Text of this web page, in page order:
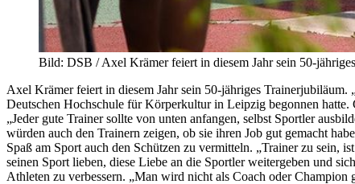
Bild: DSB / Axel Krämer feiert in diesem Jahr sein 50-
Axel Krämer feiert in diesem Jahr sein 50-jähriges
Deutschen Hochschule für Körperkultur in Leipzig begonnen
„Jeder gute Trainer sollte von unten anfangen, selbst Sportler
würden auch den Trainern zeigen, ob sie ihren Job gut gemacht
Spaß am Sport auch den Schützen zu vermitteln. „Trainer zu sein,
seinen Sport lieben, diese Liebe an die Sportler weitergeben und
Athleten zu verbessern. „Man wird nicht als Coach oder Champion